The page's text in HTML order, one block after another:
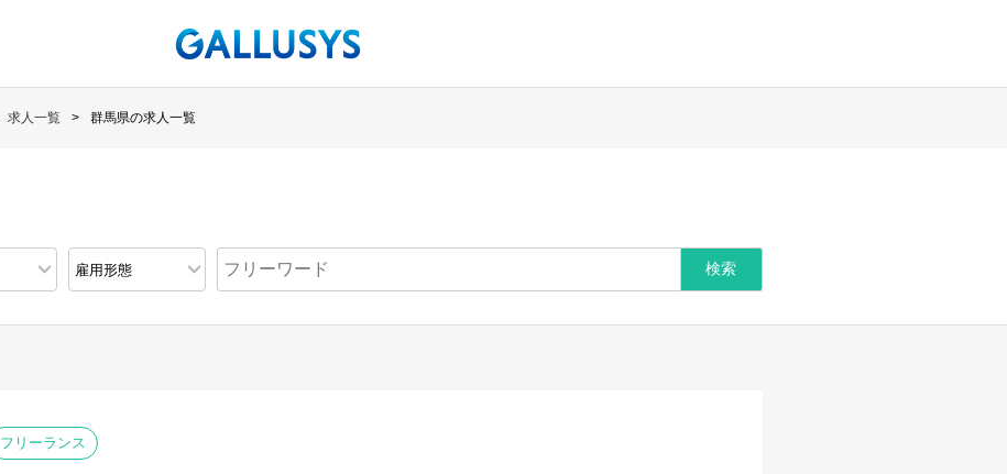
求人一覧 群馬県の求人一覧
フリーランス